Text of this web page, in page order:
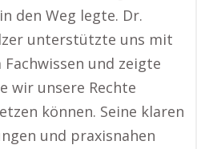
den Weg legte. Dr.
unterstützte uns mit
Fachwissen und zeigte
wir unsere Rechte
können. Seine klaren
und praxisnahen